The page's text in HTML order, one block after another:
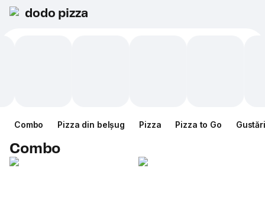
dodo pizza
Combo Pizza din belșug Pizza Pizza to Go Gustări
Combo